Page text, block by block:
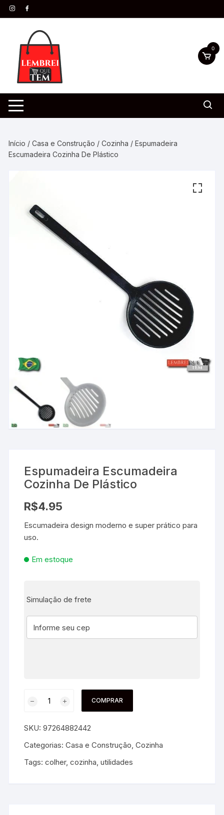
0
Início /Casa e Construção /Cozinha / Espumadeira
Escumadeira Cozinha De Plástico
Espumadeira Escumadeira
Cozinha De Plástico
R$4.95
Escumadeira design moderno e super prático para
uso.
Em estoque
Simulação de frete
COMPRAR
SKU:97264882442
Categorias:Casa e Construção,Cozinha
Tags:colher,cozinha,utilidades